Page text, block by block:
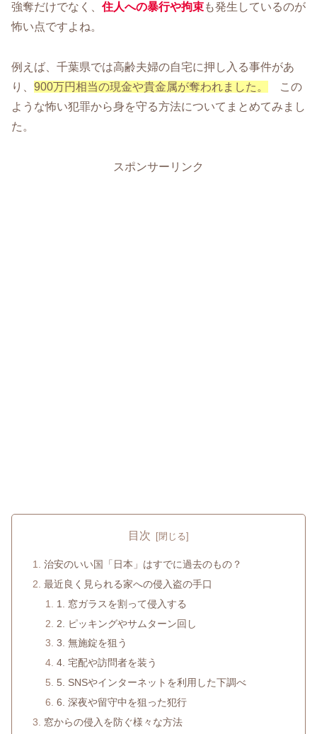
強奪だけでなく、 住人への暴行や拘束も発生しているのが
怖い点ですよね。
例えば、千葉県では高齢夫婦の自宅に押し入る事件があ
り、 900万円相当の現金や貴金属が奪われました。
この
ような怖い犯罪から身を守る方法についてまとめてみまし
た。
スポンサーリンク
目次
治安のいい国「日本」はすでに過去のもの？
最近良く見られる家への侵入盗の手口
1. 窓ガラスを割って侵入する
2. ピッキングやサムターン回し
3. 無施錠を狙う
4. 宅配や訪問者を装う
5. SNSやインターネットを利用した下調べ
6. 深夜や留守中を狙った犯行
窓からの侵入を防ぐ様々な方法